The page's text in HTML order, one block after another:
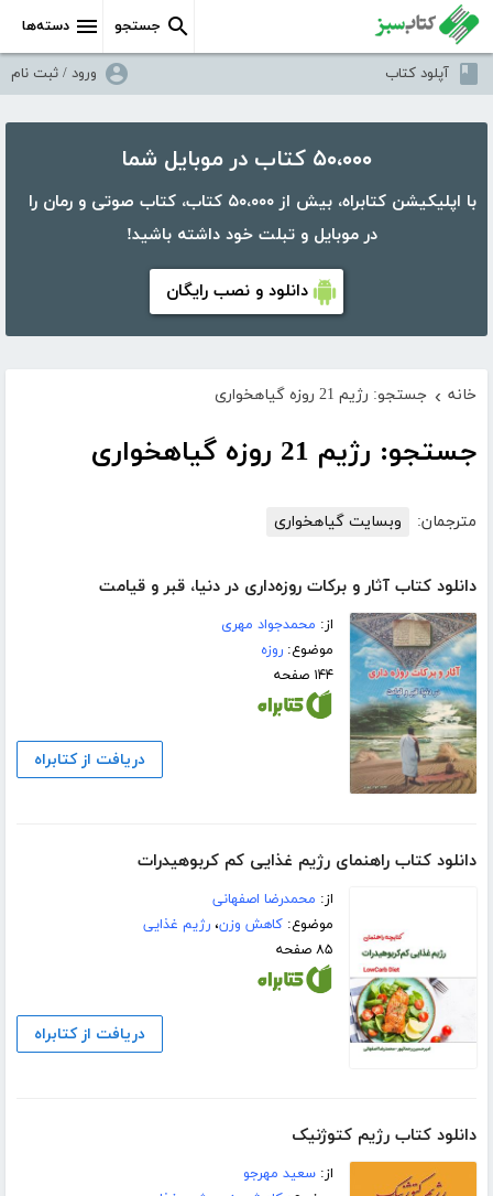
دسته‌ها جستجو
آپلود کتاب ورود / ثبت نام
۵۰،۰۰۰ کتاب در موبایل شما
با اپلیکیشن کتابراه، بیش از ۵۰،۰۰۰ کتاب، کتاب صوتی و رمان را
در موبایل و تبلت خود داشته باشید!
دانلود و نصب رایگان
خانه › جستجو: رژیم 21 روزه گیاهخواری
جستجو: رژیم 21 روزه گیاهخواری
مترجمان: وبسایت گیاهخواری
دانلود کتاب آثار و برکات روزه‌داری در دنیا، قبر و قیامت
از: محمدجواد مهری
موضوع:روزه
۱۴۴ صفحه
دریافت از کتابراه
دانلود کتاب راهنمای رژیم غذایی کم کربوهیدرات
از: محمدرضا اصفهانی
موضوع:کاهش وزن،رژیم غذایی
۸۵ صفحه
دریافت از کتابراه
دانلود کتاب رژیم کتوژنیک
از:سعید مهرجو